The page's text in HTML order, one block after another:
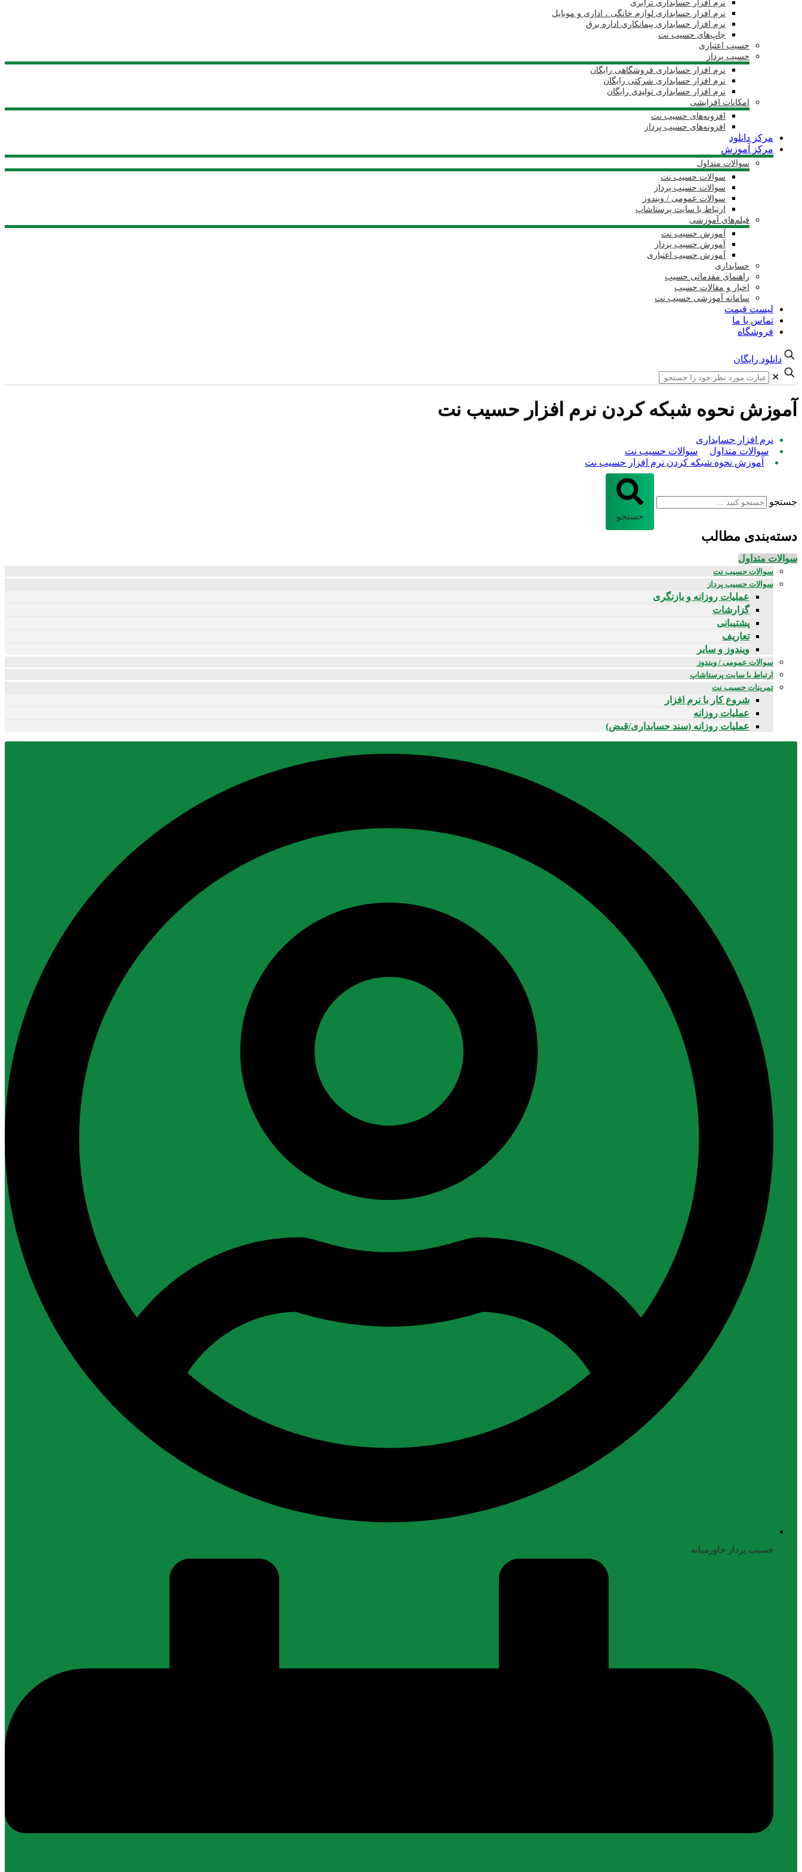
نرم افزار حسابداری ترابری
نرم افزار حسابداری لوازم خانگی ، اداری و موبایل
نرم افزار حسابداری پیمانکاری اداره برق
چاپ‌های حسیب نت
حسیب اعتباری
حسیب پرداز
نرم افزار حسابداری فروشگاهی رایگان
نرم افزار حسابداری شرکتی رایگان
نرم افزار حسابداری تولیدی رایگان
امکانات افزایشی
افزونه‌های حسیب نت
افزونه‌های حسیب پرداز
مرکز دانلود
مرکز آموزش
سوالات متداول
سوالات حسیب نت
سوالات حسیب پرداز
سوالات عمومی / ویندوز
ارتباط با سایت پرستاشاپ
فیلم‌های آموزشی
آموزش حسیب نت
آموزش حسیب پرداز
آموزش حسیب اعتباری
حسابداری
راهنمای مقدماتی حسیب
اخبار و مقالات حسیب
سامانه آموزشی حسیب نت
لیست قیمت
تماس با ما
فروشگاه
دانلود رایگان
✕
آموزش نحوه شبکه کردن نرم افزار حسیب نت
نرم افزار حسابداری
سوالات متداول
سوالات حسیب نت
آموزش نحوه شبکه کردن نرم افزار حسیب نت
جستجو
جستجو
دسته‌بندی مطالب
سوالات متداول
سوالات حسیب نت
سوالات حسیب پرداز
عملیات روزانه و بازنگری
گزارشات
پشتیبانی
تعاریف
ویندوز و سایر
سوالات عمومی / ویندوز
ارتباط با سایت پرستاشاپ
تمرینات حسیب نت
شروع کار با نرم افزار
عملیات روزانه
عملیات روزانه (سند حسابداری/قبض)
حسیب پرداز خاورمیانه